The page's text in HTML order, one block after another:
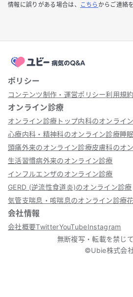
情報に誤りがある場合は、
こちら からご連絡
ポリシー
コンテンツ制作・運営ポリシー利用規約
オンライン診療
オンライン診療トップ内科のオンライ
心療内科・精神科のオンライン診療睡
頭痛外来のオンライン診療皮膚科のオ
生活習慣病外来のオンライン診療
インフルエンザのオンライン診療
GERD (逆流性食道炎)のオンライン診療
気管支喘息・咳喘息のオンライン診療
会社情報
会社概要TwitterYouTubeInstagram
無断複写・転載を禁じ
©Ubie株式会